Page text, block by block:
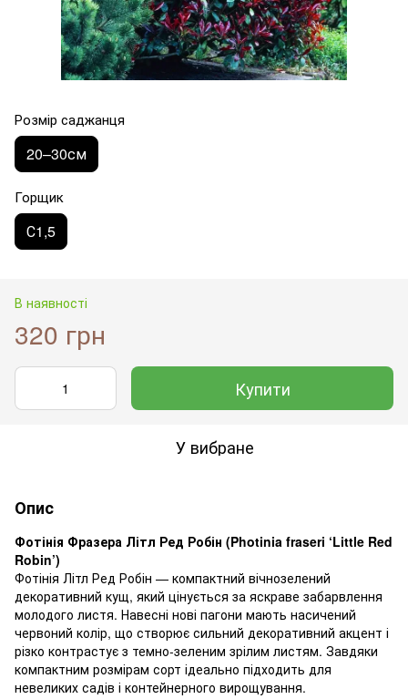
Розмір саджанця
20–30см
Горщик
С1,5
В наявності
320 грн
Купити
У вибране
Опис
Фотінія Фразера Літл Ред Робін (Photinia fraseri ‘Little Red
Robin’)
Фотінія Літл Ред Робін — компактний вічнозелений
декоративний кущ, який цінується за яскраве забарвлення
молодого листя. Навесні нові пагони мають насичений
червоний колір, що створює сильний декоративний акцент і
різко контрастує з темно-зеленим зрілим листям. Завдяки
компактним розмірам сорт ідеально підходить для
невеликих садів і контейнерного вирощування.